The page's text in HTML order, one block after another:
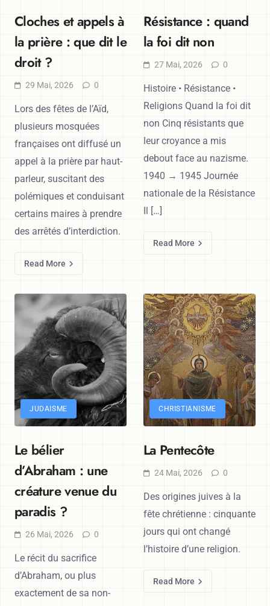
Cloches et appels à
la prière : que dit le
droit ?
29 Mai, 2026 0
Lors des fêtes de l’Aïd,
plusieurs mosquées
françaises ont diffusé un
appel à la prière par haut-
parleur, suscitant des
polémiques et conduisant
certains maires à prendre
des arrêtés d’interdiction.
Read More
Résistance : quand
la foi dit non
27 Mai, 2026 0
Histoire • Résistance •
Religions Quand la foi dit
non Cinq résistants que
leur croyance a mis
debout face au nazisme.
1940 → 1945 Journée
nationale de la Résistance
Il […]
Read More
JUDAISME
Le bélier
d’Abraham : une
créature venue du
paradis ?
26 Mai, 2026 0
Le récit du sacrifice
d’Abraham, ou plus
exactement de sa non-
CHRISTIANISME
La Pentecôte
24 Mai, 2026 0
Des origines juives à la
fête chrétienne : cinquante
jours qui ont changé
l’histoire d’une religion.
Read More